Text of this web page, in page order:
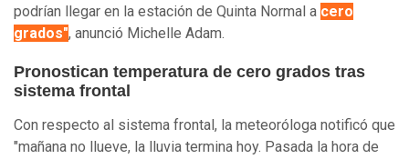
podrían llegar en la estación de Quinta Normal a cero
grados", anunció Michelle Adam.
Pronostican temperatura de cero grados tras
sistema frontal
Con respecto al sistema frontal, la meteoróloga notificó que
"mañana no llueve, la lluvia termina hoy. Pasada la hora de